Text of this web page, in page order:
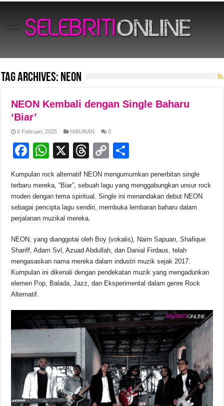
Tag Archives: NEON
NEON Kembali dengan Single Baharu
‘Biar’
6 Februari, 2025 HIBURAN 0
F
c
e
b
o
k
W
at
s
A
p
X
T
e
a
d
C
p
y
Li
k
ar
e
Kumpulan rock alternatif NEON mengumumkan penerbitan single
terbaru mereka, “Biar”, sebuah lagu yang menggabungkan unsur rock
moden dengan tema spiritual. Single ini menandakan debut NEON
sebagai pencipta lagu sendiri, membuka lembaran baharu dalam
perjalanan muzikal mereka.
NEON, yang dianggotai oleh Boy (vokalis), Naim Sapuan, Shafique
Shariff, Adam Svl, Azuad Abdullah, dan Danial Firdaus, telah
mengasaskan nama mereka dalam industri muzik sejak 2017.
Kumpulan ini dikenali dengan pendekatan muzik yang mengadunkan
elemen Pop, Balada, Jazz, dan Eksperimental dalam genre Rock
Alternatif.